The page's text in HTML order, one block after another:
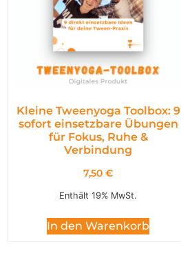
Kleine Tweenyoga Toolbox: 9
sofort einsetzbare Übungen
für Fokus, Ruhe &
Verbindung
7,50 €
Enthält 19% MwSt.
In den Warenkorb